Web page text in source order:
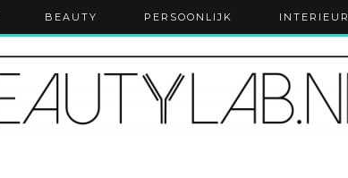
BEAUTY PERSOONLIJK INTERIEUR